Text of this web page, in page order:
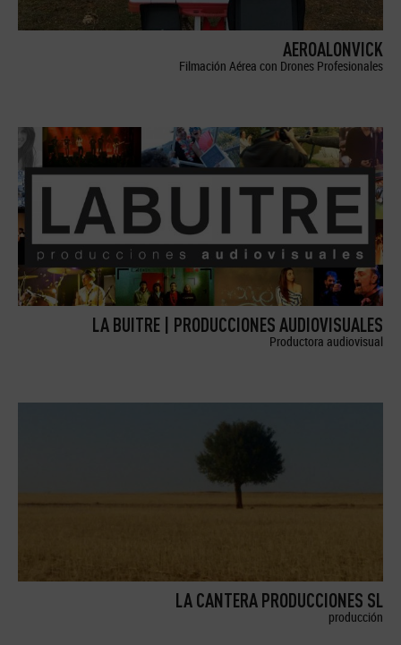
AEROALONVICK
Filmación Aérea con Drones Profesionales
LA BUITRE | PRODUCCIONES AUDIOVISUALES
Productora audiovisual
LA CANTERA PRODUCCIONES SL
producción